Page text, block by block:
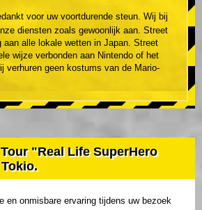
voor uw voortdurende steun. Wij bij
diensten zoals gewoonlijk aan. Street
aan alle lokale wetten in Japan. Street
wijze verbonden aan Nintendo of het
verhuren geen kostums van de Mario-
"Real Life SuperHero
en onmisbare ervaring tijdens uw bezoek